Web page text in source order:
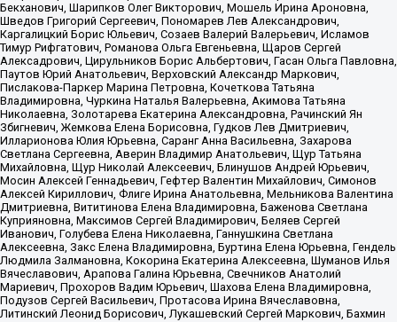
Бекханович, Шарипков Олег Викторович, Мошель Ирина Ароновна,
Шведов Григорий Сергеевич, Пономарев Лев Александрович,
Каргалицкий Борис Юльевич, Созаев Валерий Валерьевич, Исламов
Тимур Рифгатович, Романова Ольга Евгеньевна, Щаров Сергей
Алексадрович, Цирульников Борис Альбертович, Гасан Ольга Павловна,
Паутов Юрий Анатольевич, Верховский Александр Маркович,
Пислакова-Паркер Марина Петровна, Кочеткова Татьяна
Владимировна, Чуркина Наталья Валерьевна, Акимова Татьяна
Николаевна, Золотарева Екатерина Александровна, Рачинский Ян
Збигневич, Жемкова Елена Борисовна, Гудков Лев Дмитриевич,
Илларионова Юлия Юрьевна, Саранг Анна Васильевна, Захарова
Светлана Сергеевна, Аверин Владимир Анатольевич, Щур Татьяна
Михайловна, Щур Николай Алексеевич, Блинушов Андрей Юрьевич,
Мосин Алексей Геннадьевич, Гефтер Валентин Михайлович, Симонов
Алексей Кириллович, Флиге Ирина Анатольевна, Мельникова Валентина
Дмитриевна, Вититинова Елена Владимировна, Баженова Светлана
Куприяновна, Максимов Сергей Владимирович, Беляев Сергей
Иванович, Голубева Елена Николаевна, Ганнушкина Светлана
Алексеевна, Закс Елена Владимировна, Буртина Елена Юрьевна, Гендель
Людмила Залмановна, Кокорина Екатерина Алексеевна, Шуманов Илья
Вячеславович, Арапова Галина Юрьевна, Свечников Анатолий
Мариевич, Прохоров Вадим Юрьевич, Шахова Елена Владимировна,
Подузов Сергей Васильевич, Протасова Ирина Вячеславовна,
Литинский Леонид Борисович, Лукашевский Сергей Маркович, Бахмин